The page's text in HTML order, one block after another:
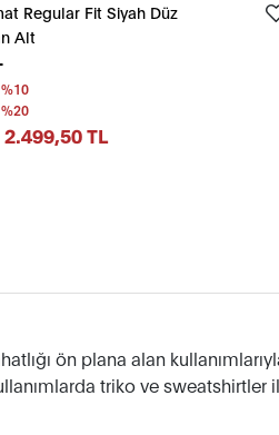
Regular Fit Siyah Düz
Alt
2.499,50 TL
ön plana alan
triko ve